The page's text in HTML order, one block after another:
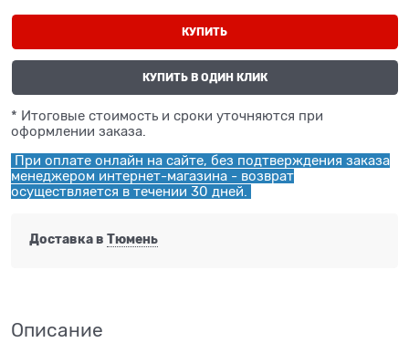
КУПИТЬ
КУПИТЬ В ОДИН КЛИК
* Итоговые стоимость и сроки уточняются при
оформлении заказа.
При оплате онлайн на сайте, без подтверждения заказа
менеджером интернет-магазина - возврат
осуществляется в течении 30 дней.
Доставка в Тюмень
Описание